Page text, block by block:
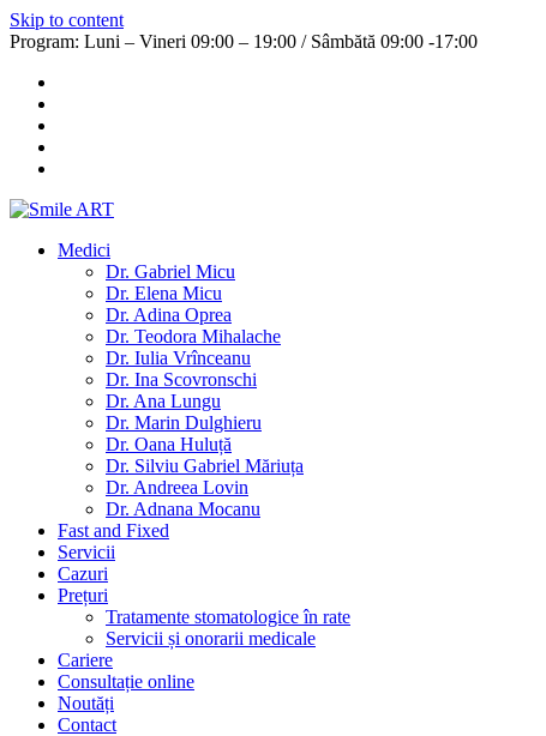
Skip to content
Program: Luni – Vineri 09:00 – 19:00 / Sâmbătă 09:00 -17:00
Medici
Dr. Gabriel Micu
Dr. Elena Micu
Dr. Adina Oprea
Dr. Teodora Mihalache
Dr. Iulia Vrînceanu
Dr. Ina Scovronschi
Dr. Ana Lungu
Dr. Marin Dulghieru
Dr. Oana Huluță
Dr. Silviu Gabriel Măriuța
Dr. Andreea Lovin
Dr. Adnana Mocanu
Fast and Fixed
Servicii
Cazuri
Prețuri
Tratamente stomatologice în rate
Servicii și onorarii medicale
Cariere
Consultație online
Noutăți
Contact